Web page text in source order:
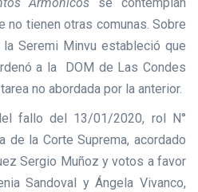
no tienen otras comunas. Sobre
Seremi Minvu estableció que
a la DOM de Las Condes
no abordada por la anterior.
fallo del 13/01/2020, rol N°
de la Corte Suprema, acordado
Sergio Muñoz y votos a favor
Sandoval y Ángela Vivanco,